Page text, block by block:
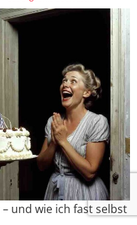
und wie ich fast selbst